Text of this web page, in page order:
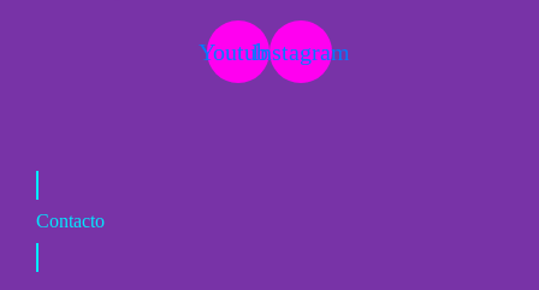
YoutubeInstagram
Contacto